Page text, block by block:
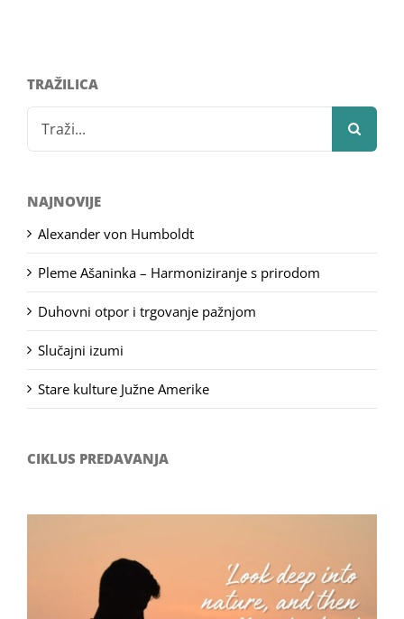
TRAŽILICA
for:
NAJNOVIJE
Alexander von Humboldt
Pleme Ašaninka – Harmoniziranje s prirodom
Duhovni otpor i trgovanje pažnjom
Slučajni izumi
Stare kulture Južne Amerike
CIKLUS PREDAVANJA